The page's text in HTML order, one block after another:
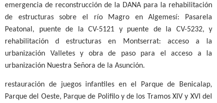
emergencia de reconstrucción de la DANA para la rehabilitación
de estructuras sobre el río Magro en Algemesí: Pasarela
Peatonal, puente de la CV-5121 y puente de la CV-5232, y
rehabilitación d estructuras en Montserrat: acceso a la
urbanización Valletes y obra de paso para el acceso a la
urbanización Nuestra Señora de la Asunción.
restauración de juegos infantiles en el Parque de Benicalap,
Parque del Oeste, Parque de Polifilo y de los Tramos XIV y XVI del